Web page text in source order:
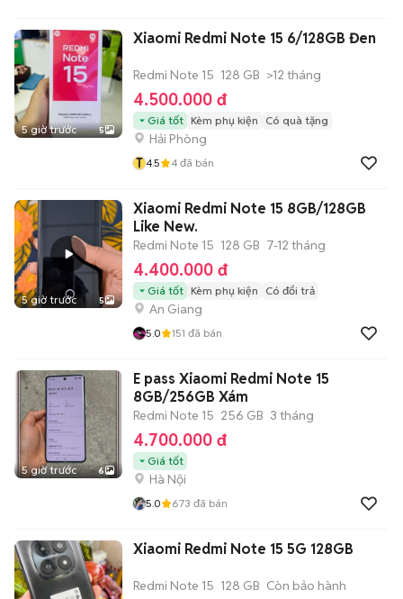
5 giờ trước 5
Xiaomi Redmi Note 15 6/128GB Đen
Redmi Note 15 128 GB >12 tháng
4.500.000 đ
Giá tốt Kèm phụ kiện Có quà tặng
Hải Phòng
T 4.5 4 đã bán
5 giờ trước 5
Xiaomi Redmi Note 15 8GB/128GB
Like New.
Redmi Note 15 128 GB 7-12 tháng
4.400.000 đ
Giá tốt Kèm phụ kiện Có đổi trả
An Giang
5.0 151 đã bán
5 giờ trước 6
E pass Xiaomi Redmi Note 15
8GB/256GB Xám
Redmi Note 15 256 GB 3 tháng
4.700.000 đ
Giá tốt
Hà Nội
5.0 673 đã bán
Xiaomi Redmi Note 15 5G 128GB
Redmi Note 15 128 GB Còn bảo hành